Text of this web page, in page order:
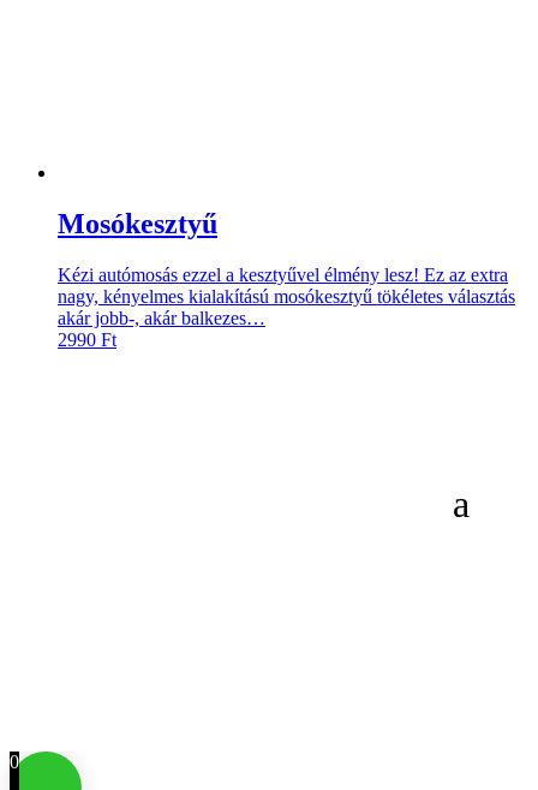
Mosókesztyű
Kézi autómosás ezzel a kesztyűvel élmény lesz! Ez az extra
nagy, kényelmes kialakítású mosókesztyű tökéletes választás
akár jobb-, akár balkezes…
2990 Ft
0